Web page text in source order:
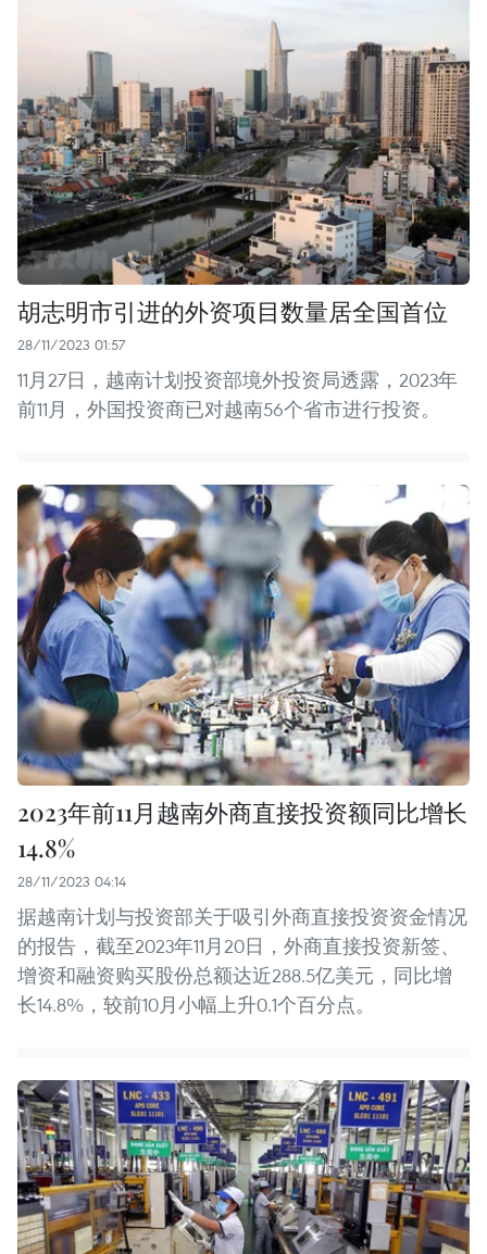
胡志明市引进的外资项目数量居全国首位
28/11/2023 01:57
11月27日，越南计划投资部境外投资局透露，2023年
前11月，外国投资商已对越南56个省市进行投资。
2023年前11月越南外商直接投资额同比增长
14.8%
28/11/2023 04:14
据越南计划与投资部关于吸引外商直接投资资金情况
的报告，截至2023年11月20日，外商直接投资新签、
增资和融资购买股份总额达近288.5亿美元，同比增
长14.8%，较前10月小幅上升0.1个百分点。